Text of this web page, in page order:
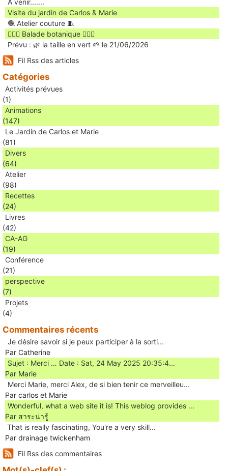
Visite du jardin de Carlos & Marie
🧶 Atelier couture 🧵
🚶🏻‍♀️ Balade botanique 🚶🏻‍♂️
Prévu : 🌿 la taille en vert 🌱 le 21/06/2026
Fil Rss des articles
Catégories
Activités prévues
(1)
Animations
(147)
Le Jardin de Carlos et Marie
(81)
Divers
(64)
Atelier
(98)
Recettes
(24)
Livres
(42)
CA-AG
(19)
Conférence
(21)
perspective
(7)
Projets
(4)
Commentaires récents
Je désire savoir si je peux participer à la sorti...
Par Catherine
Sujet : Merci … Date : Sat, 24 May 2025 20:35:4...
Par Marie
Merci Marie, merci Alex, de si bien tenir ce merveilleu...
Par carlos et Marie
Wonderful, what a web site it is! This weblog provides ...
Par สาระน่ารู้
Ꭲhat is really fascinating, You'rе a very skill...
Par drainage twickenham
Fil Rss des commentaires